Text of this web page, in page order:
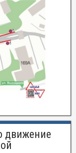
движение